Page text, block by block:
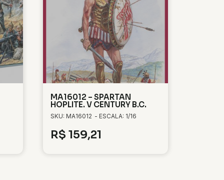
MA16012 – SPARTAN
HOPLITE. V CENTURY B.C.
SKU: MA16012 - ESCALA: 1/16
R$ 159,21